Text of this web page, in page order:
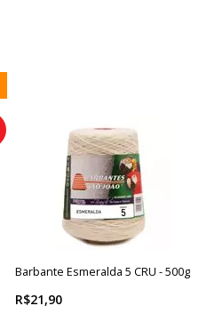
Barbante Esmeralda 5 CRU - 500g
R$21,90